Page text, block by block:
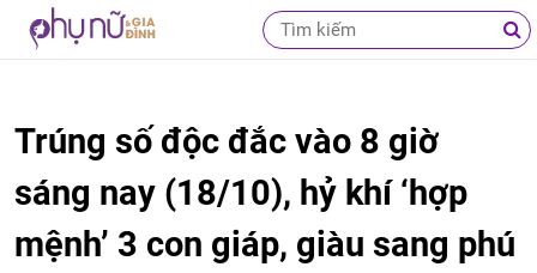
Trúng số độc đắc vào 8 giờ
sáng nay (18/10), hỷ khí ‘hợp
mệnh’ 3 con giáp, giàu sang phú